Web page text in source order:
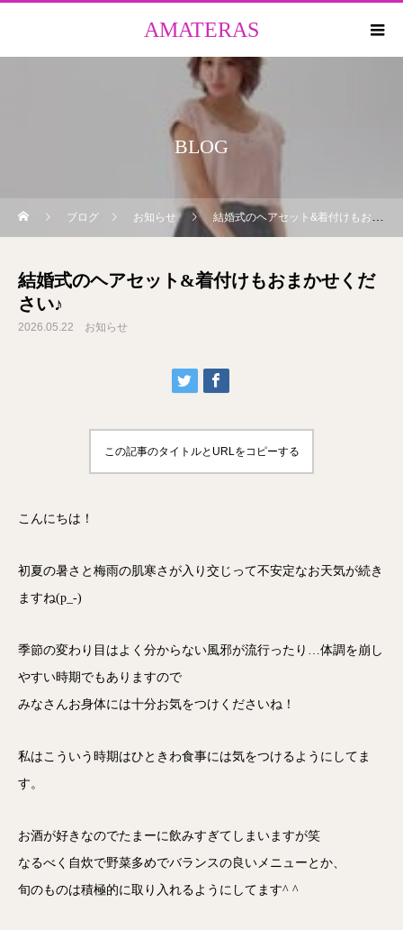
AMATERAS
BLOG
ブログ お知らせ 結婚式のヘアセット&着付けもおまかせください♪
結婚式のヘアセット&着付けもおまかせくだ
さい♪
2026.05.22 お知らせ
この記事のタイトルとURLをコピーする
こんにちは！
初夏の暑さと梅雨の肌寒さが入り交じって不安定なお天気が続き
ますね(p_-)
季節の変わり目はよく分からない風邪が流行ったり…体調を崩し
やすい時期でもありますので
みなさんお身体には十分お気をつけくださいね！
私はこういう時期はひときわ食事には気をつけるようにしてま
す。
お酒が好きなのでたまーに飲みすぎてしまいますが笑
なるべく自炊で野菜多めでバランスの良いメニューとか、
旬のものは積極的に取り入れるようにしてます^ ^